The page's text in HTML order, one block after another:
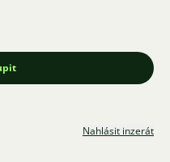
Nahlásit inzerát